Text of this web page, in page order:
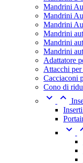
Mandrini
Mandrini
Mandrini
Mandrini
Mandrini
Mandrini
Adattatore
Attacchi
Cacciaconi
Cono di
 
